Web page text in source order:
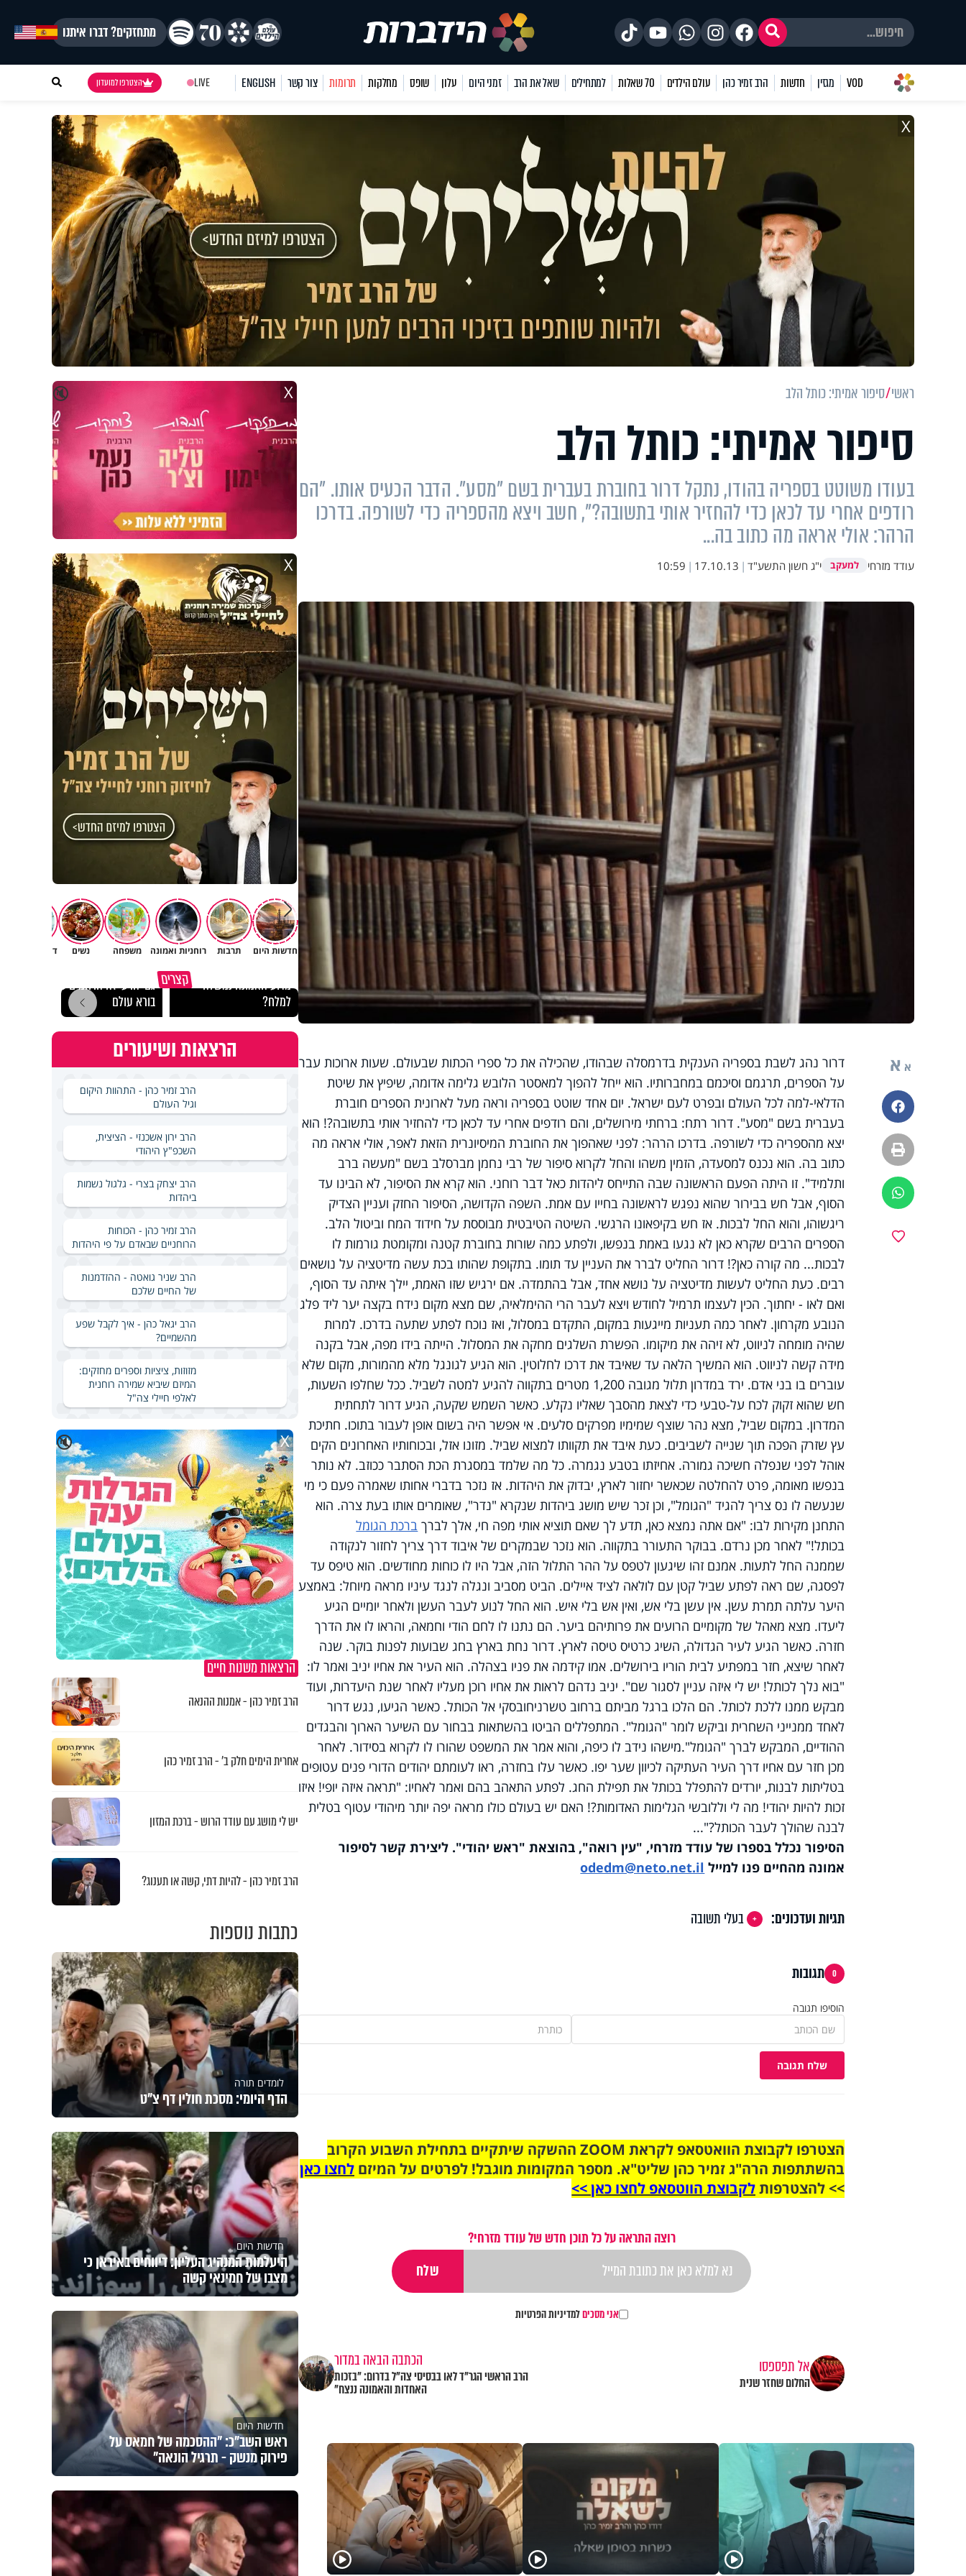
מתחזקים? דברו איתנו
VOD מגזין חדשות הרב זמיר כהן עולם הילדים 70 שאלות למתחילים שאל את הרב זמני היום עלון שופס מחלקות תרומות צור קשר ENGLISH
LIVE הצטרפו למועדון
X
ראשי סיפור אמיתי: כותל הלב
סיפור אמיתי: כותל הלב
בעודו משוטט בספריה בהודו, נתקל דרור בחוברת בעברית בשם "מסע". הדבר הכעיס אותו. "הם
רודפים אחרי עד לכאן כדי להחזיר אותי בתשובה?", חשב ויצא מהספריה כדי לשורפה. בדרכו
הרהר: אולי אראה מה כתוב בה...
עודד מזרחי למעקב י"ג חשון התשע"ד |
17.10.13
|
10:59
א א
פייסבוק
הדפסה
ווטסאפ
דרור נהג לשבת בספריה הענקית בדרמסלה שבהודו, שהכילה את כל ספרי הכתות שבעולם. שעות ארוכות עבר
על הספרים, תרגמם וסיכמם במחברותיו. הוא ייחל להפוך למאסטר הלובש גלימה אדומה, שיפיץ את שיטת
הדלאי-למה לכל העולם ובפרט לעם ישראל. יום אחד שוטט בספריה וראה מעל לארונית הספרים חוברת
בעברית בשם "מסע". דרור רתח: ברחתי מירושלים, והם רודפים אחרי עד לכאן כדי להחזיר אותי בתשובה?! הוא
יצא מהספריה כדי לשורפה. בדרכו הרהר: לפני שאהפוך את החוברת המיסיונרית הזאת לאפר, אולי אראה מה
כתוב בה. הוא נכנס למסעדה, הזמין משהו והחל לקרוא סיפור של רבי נחמן מברסלב בשם "מעשה ברב
ותלמיד". זו היתה הפעם הראשונה שבה התייחס ליהדות כאל דבר רוחני. הוא קרא את הסיפור, לא הבינו עד
הסוף, אבל חש בבירור שהוא נפגש לראשונה בחייו עם אמת. השפה הקדושה, הסיפור החזק ועניין הצדיק
ריגשוהו, והוא החל לבכות. אז חש בקיפאונו הרגשי. השיטה הטיבטית מבוססת על חידוד המח וביטול הלב.
הספרים הרבים שקרא כאן לא נגעו באמת בנפשו, ולפתע כמה שורות בחוברת קטנה ומקומטת גורמות לו
לבכות... מה קורה כאן?! דרור החליט לברר את העניין עד תומו. בתקופת שהותו בכת עשה מדיטציה על נושאים
רבים. כעת החליט לעשות מדיטציה על נושא אחד, אבל בהתמדה. אם ירגיש שזו האמת, יילך איתה עד הסוף,
ואם לאו - יחתוך. הכין לעצמו תרמיל לחודש ויצא לעבר הרי ההימלאיה, שם מצא מקום נידח בקצה יער ליד פלג
הנובע מקרחון. לאחר כמה תעניות מייגעות במקום, התקדם במסלול, ואז נוכח לפתע שתעה בדרכו. למרות
שהיה מומחה לניווט, לא זיהה את מיקומו. הפשרת השלגים מחקה את המסלול. הייתה בידו מפה, אבל בקנה
מידה קשה לניווט. הוא המשיך הלאה עד שאיבד את דרכו לחלוטין. הוא הגיע לגונגל מלא מהמורות, מקום שלא
עוברים בו בני אדם. ירד במדרון תלול מגובה 1,200 מטרים בתקווה להגיע למטה לשביל. ככל שחלפו השעות,
חש שהוא זקוק לכח על-טבעי כדי לצאת מהסבך שאליו נקלע. כאשר השמש שקעה, הגיע דרור לתחתית
המדרון. במקום שביל, מצא נהר שוצף שמימיו מפרקים סלעים. אי אפשר היה בשום אופן לעבור בתוכו. חתיכת
עץ שזרק הפכה תוך שנייה לשביבים. כעת איבד את תקוותו למצוא שביל. מזונו אזל, ובכוחותיו האחרונים הקים
אוהל לפני שנפלה חשיכה גמורה. אחיזתו בטבע נגמרה. כל מה שלמד במסגרת הכת הסתבר ככוזב. לא נותר
בנפשו מאומה, פרט להחלטה שכאשר יחזור לארץ, יבדוק את היהדות. אז נזכר בדברי אחותו שאמרה פעם כי מי
שנעשה לו נס צריך להגיד "הגומל", וכן זכר שיש מושג ביהדות שנקרא "נדר", שאומרים אותו בעת צרה. הוא
התחנן מקירות לבו: "אם אתה נמצא כאן, תדע לך שאם תוציא אותי מפה חי, אלך לברך ברכת הגומל
בכותל!" לאחר מכן נרדם. בבוקר התעורר בתקווה. הוא נזכר שבמקרים של איבוד דרך צריך לחזור לנקודה
שממנה החל לתעות. אמנם זהו שיגעון לטפס על ההר התלול הזה, אבל היו לו כוחות מחודשים. הוא טיפס עד
לפסגה, שם ראה לפתע שביל קטן עם לולאה לציד איילים. הביט מסביב ונגלה לנגד עיניו מראה מיוחל: באמצע
היער עלתה תמרת עשן. אין עשן בלי אש, ואין אש בלי איש. הוא החל לנוע לעבר העשן ולאחר יומיים הגיע
ליעדו. מצא מאהל של מקומיים הרועים את פרותיהם ביער. הם נתנו לו לחם הודי וחמאה, והראו לו את הדרך
חזרה. כאשר הגיע לעיר הגדולה, השיג כרטיס טיסה לארץ. דרור נחת בארץ בחג שבועות לפנות בוקר. שנה
לאחר שיצא, חזר במפתיע לבית הוריו בירושלים. אמו קידמה את פניו בצהלה. הוא העיר את אחיו יניב ואמר לו:
"בוא נלך לכותל! יש לי איזה עניין לסגור שם". יניב נדהם לראות את אחיו רוכן מעליו לאחר שנת היעדרות, ועוד
מבקש ממנו ללכת לכותל. הם הלכו ברגל מביתם ברחוב טשרניחובסקי אל הכותל. כאשר הגיעו, נגש דרור
לאחד ממנייני השחרית וביקש לומר "הגומל". המתפללים הביטו בהשתאות בבחור עם השיער הארוך והבגדים
ההודיים, המבקש לברך "הגומל".מישהו נידב לו כיפה, והוא אמר את המשפט שהורו לו לקרוא בסידור. לאחר
מכן חזר עם אחיו דרך העיר העתיקה לכיוון שער יפו. כאשר עלו בחזרה, ראו לעומתם יהודים הדורי פנים עטופים
בטליתות לבנות, יורדים להתפלל בכותל את תפילת החג. לפתע התאהב בהם ואמר לאחיו: "תראה איזה יופי! איזו
זכות להיות יהודי! מה לי וללובשי הגלימות האדומות?! האם יש בעולם כולו מראה יפה יותר מיהודי עטוף בטלית
לבנה שהולך לעבר הכותל?"...
הסיפור נכלל בספרו של עודד מזרחי, "עין רואה", בהוצאת "ראש יהודי". ליצירת קשר לסיפור
אמונה מהחיים פנו למייל odedm@neto.net.il
תגיות ועדכונים: בעלי תשובה
0 תגובות
הוסיפו תגובה
שלח תגובה
הצטרפו לקבוצת הוואטסאפ לקראת ZOOM ההשקה שיתקיים בתחילת השבוע הקרוב
בהשתתפות הרה"ג זמיר כהן שליט"א. מספר המקומות מוגבל! לפרטים על המיזם לחצו כאן
>> להצטרפותלקבוצת הווטסאפ לחצו כאן >>
רוצה התראה על כל תוכן חדש של עודד מזרחי?
אני מסכיםלמדיניות הפרטיות
אל תפספסו
החלום שחזר שנית
הכתבה הבאה במדור
הרב הראשי הגר"ד לאו בבסיסי צה"ל בדרום: "בזכות
האחדות והאמונה ננצח"
🔇 X
X
חדשות היום תרבות רוחניות ואמונה משפחה נשים דעות וטורים
קצרים
מדוע האמונה נמשלה
למלח?
גם ׳הרע׳ זה הרחמים של
בורא עולם
הרצאות ושיעורים
הרב זמיר כהן - התהוות היקום
וגיל העולם
הרב ירון אשכנזי - הציצית,
השכפ"ץ היהודי
הרב יצחק בצרי - גלגול נשמות
ביהדות
הרב זמיר כהן - הכוחות
הרוחניים שבאדם על פי היהדות
הרב שניר גואטה - ההזדמנות
של החיים שלכם
הרב יגאל כהן - איך לקבל שפע
מהשמיים?
מזוזות, ציציות וספרים מחזקים:
המיזם שיביא שמירה רוחנית
לאלפי חיילי צה"ל
🔇 X
הרצאות משנות חיים
הרב זמיר כהן - אמנות ההנאה
אחרית הימים חלק ב’ - הרב זמיר כהן
יש לי מושג עם עודד הרוש - ברכת המזון
הרב זמיר כהן - להיות דתי, קשה או תענוג?
כתבות נוספות
לומדים תורה
הדף היומי: מסכת חולין דף צ"ט
חדשות היום
היעלמות המנהיג העליון: דיווחים באיראן כי
מצבו של חמינאי קשה
חדשות היום
ראש השב"כ: "ההסכמה של חמאס על
פירוק מנשק - תרגיל הונאה"